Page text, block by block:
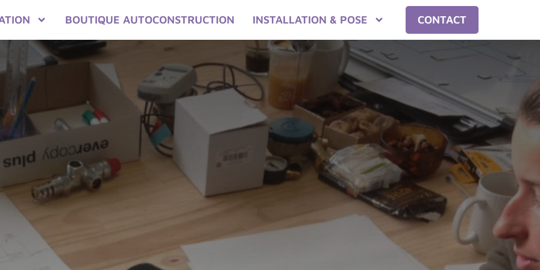
BOUTIQUE AUTOCONSTRUCTION INSTALLATION & POSE CONTACT